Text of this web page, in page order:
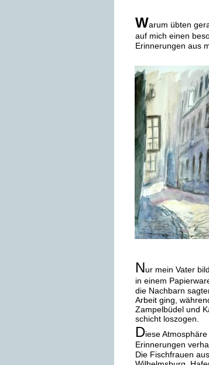
Warum übten
auf mich einen
Erinnerungen aus
Nur mein Vater
in einem
die Nachbarn
Arbeit ging,
Zampelbüdel und
schicht loszogen.
Diese
Erinnerungen
Die Fischfrauen